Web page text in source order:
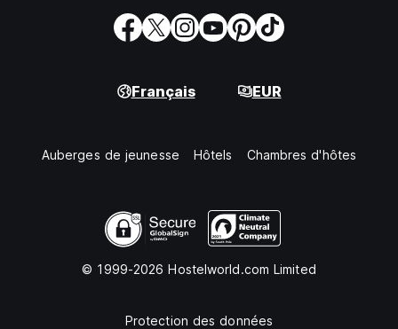
Français EUR
Auberges de jeunesse Hôtels Chambres d'hôtes
© 1999-2026 Hostelworld.com Limited
Protection des données